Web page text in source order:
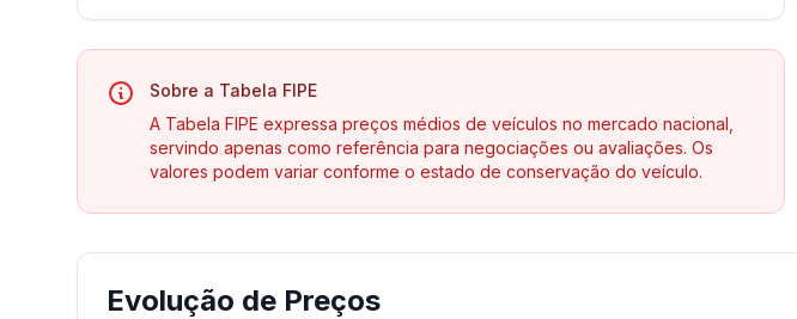
Sobre a Tabela FIPE
A Tabela FIPE expressa preços médios de veículos no mercado nacional,
servindo apenas como referência para negociações ou avaliações. Os
valores podem variar conforme o estado de conservação do veículo.
Evolução de Preços